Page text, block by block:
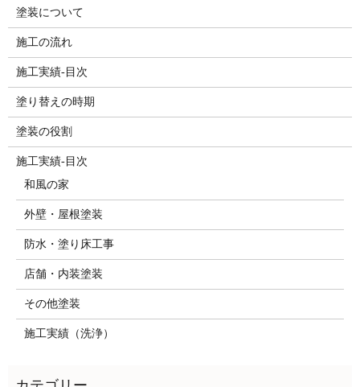
塗装について
施工の流れ
施工実績-目次
塗り替えの時期
塗装の役割
施工実績-目次
和風の家
外壁・屋根塗装
防水・塗り床工事
店舗・内装塗装
その他塗装
施工実績（洗浄）